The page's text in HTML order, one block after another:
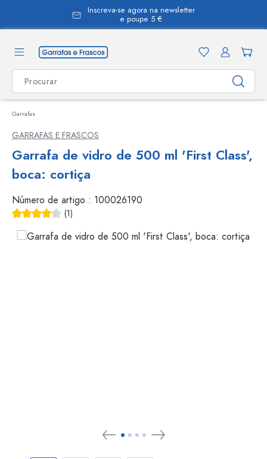
Inscreva-se agora na newsletter
e poupe 5 €
Garrafas
GARRAFAS E FRASCOS
Garrafa de vidro de 500 ml 'First Class',
boca: cortiça
Número de artigo : 100026190
(1)